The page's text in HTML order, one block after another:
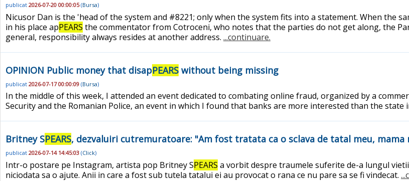
publicat 2026-07-20 00:00:05(Bursa)
Nicusor Dan is the 'head of the system and #8221; only when the system fits into a statement. When the
in his place apPEARS the commentator from Cotroceni, who notes that the parties do not get along, the
general, responsibility always resides at another address. ...continuare.
OPINION Public money that disapPEARS without being missing
publicat 2026-07-17 00:00:09 (Bursa)
In the middle of this week, I attended an event dedicated to combating online fraud, organized by a
Security and the Romanian Police, an event in which I found that banks are more interested than the
Britney SPEARS, dezvaluiri cutremuratoare: "Am fost tratata ca o sclava de tatal meu, mama
publicat 2026-07-14 14:45:03 (Click)
Intr-o postare pe Instagram, artista pop Britney SPEARS a vorbit despre traumele suferite de-a lungul
niciodata sa o ajute. Anii in care a fost sub tutela tatalui ei au provocat o rana ce nu pare sa se fi vindecat.